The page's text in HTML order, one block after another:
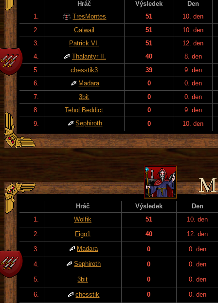
Hráč Výsledek
Den
1.
TresMontes 51
10. den
2.
Galwail 51
10. den
3.
Patrick VI. 51
12. den
4.
Thalantyr II. 40
8. den
5.
chesstik3 39
9. den
6.
Madara 0
0. den
7.
3bit 0
0. den
8.
Tehol Beddict 0
9. den
9.
Sephiroth 0 10. den
Hráč Výsledek
Den
1.
Wolfik 51
10. den
2.
Figo1 40 12. den
3. Madara 0 0. den
4. Sephiroth 0 0. den
5. 3bit 0 0. den
6. chesstik 0 0. den